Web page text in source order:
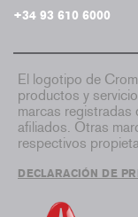
+34 93 610 6000
El logotipo de
productos y
marcas registradas
afiliados. Otras
respectivos
DECLARACIÓN DE